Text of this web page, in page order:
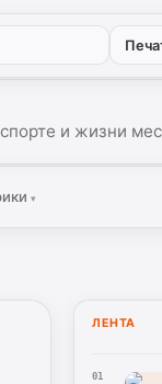
и жизни
▾
ЛЕНТА
01